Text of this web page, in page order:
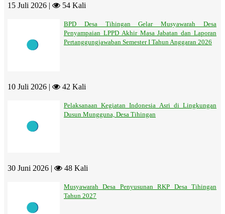
15 Juli 2026 | 54 Kali
BPD Desa Tihingan Gelar Musyawarah Desa
Penyampaian LPPD Akhir Masa Jabatan dan Laporan
Pertanggungjawaban Semester I Tahun Anggaran 2026
10 Juli 2026 | 42 Kali
Pelaksanaan Kegiatan Indonesia Asri di Lingkungan
Dusun Mungguna, Desa Tihingan
30 Juni 2026 | 48 Kali
Musyawarah Desa Penyusunan RKP Desa Tihingan
Tahun 2027